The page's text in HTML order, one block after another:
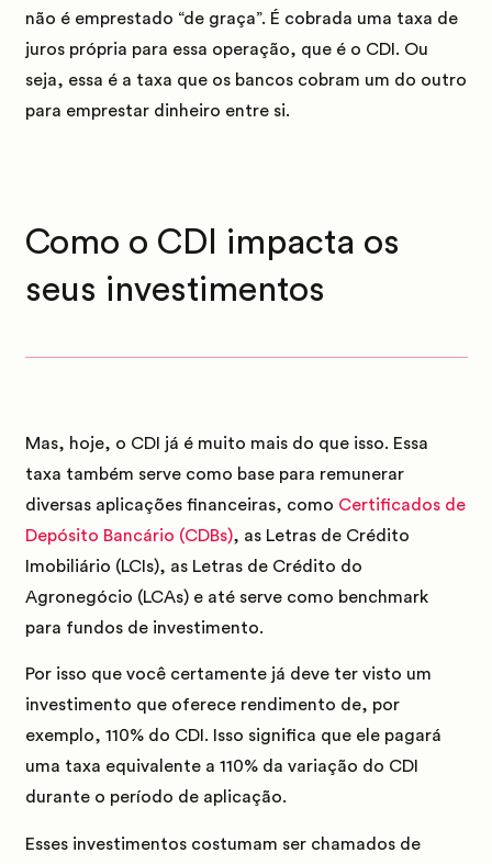
não é emprestado “de graça”. É cobrada uma taxa de
juros própria para essa operação, que é o CDI. Ou
seja, essa é a taxa que os bancos cobram um do outro
para emprestar dinheiro entre si.
Como o CDI impacta os
seus investimentos
Mas, hoje, o CDI já é muito mais do que isso. Essa
taxa também serve como base para remunerar
diversas aplicações financeiras, como Certificados de
Depósito Bancário (CDBs), as Letras de Crédito
Imobiliário (LCIs), as Letras de Crédito do
Agronegócio (LCAs) e até serve como benchmark
para fundos de investimento.
Por isso que você certamente já deve ter visto um
investimento que oferece rendimento de, por
exemplo, 110% do CDI. Isso significa que ele pagará
uma taxa equivalente a 110% da variação do CDI
durante o período de aplicação.
Esses investimentos costumam ser chamados de